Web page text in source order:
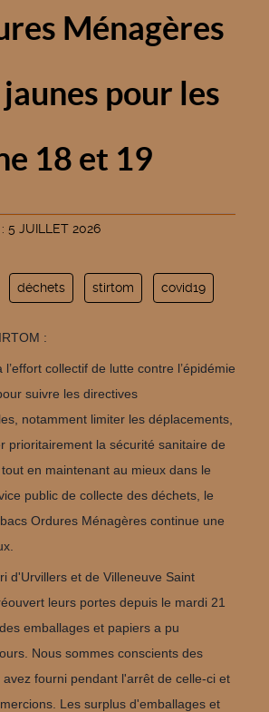
Ménagères
pour les
18 et 19
5 JUILLET 2026
déchets stirtom covid19
:
collectif de lutte contre l’épidémie
suivre les directives
notamment limiter les déplacements,
prioritairement la sécurité sanitaire de
en maintenant au mieux dans le
public de collecte des déchets, le
Ordures Ménagères continue une
d'Urvillers et de Villeneuve Saint
leurs portes depuis le mardi 21
emballages et papiers a pu
Nous sommes conscients des
fourni pendant l'arrêt de celle-ci et
Les surplus d'emballages et